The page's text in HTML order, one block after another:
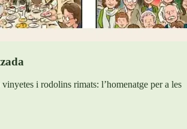
i rodolins rimats: l’homenatge per a les